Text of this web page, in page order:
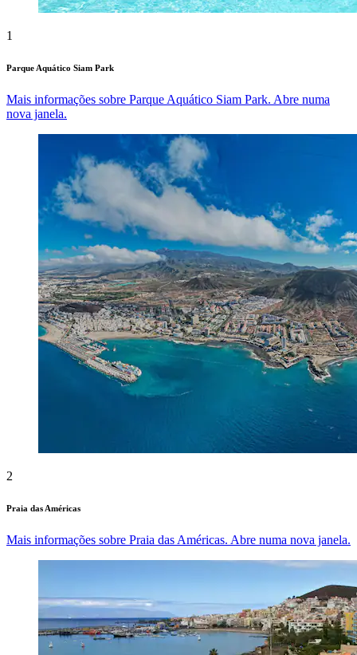
1
Parque Aquático Siam Park
Mais informações sobre Parque Aquático Siam Park. Abre numa
nova janela.
2
Praia das Américas
Mais informações sobre Praia das Américas. Abre numa nova janela.